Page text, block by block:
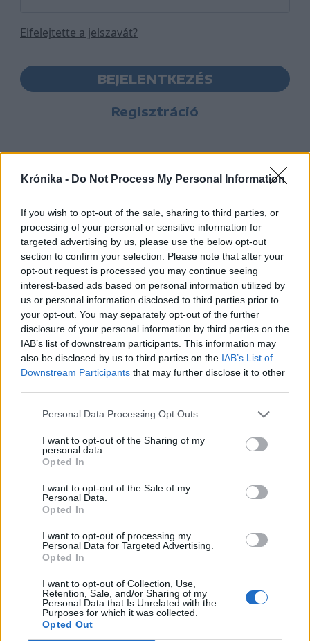
Krónika - Do Not Process My Personal Information
If you wish to opt-out of the sale, sharing to third parties, or
processing of your personal or sensitive information for
targeted advertising by us, please use the below opt-out
section to confirm your selection. Please note that after your
opt-out request is processed you may continue seeing
interest-based ads based on personal information utilized by
us or personal information disclosed to third parties prior to
your opt-out. You may separately opt-out of the further
disclosure of your personal information by third parties on the
IAB’s list of downstream participants. This information may
also be disclosed by us to third parties on the IAB’s List of
Downstream Participants that may further disclose it to other
Personal Data Processing Opt Outs
I want to opt-out of the Sharing of my
personal data.
Opted In
I want to opt-out of the Sale of my
Personal Data.
Opted In
I want to opt-out of processing my
Personal Data for Targeted Advertising.
Opted In
I want to opt-out of Collection, Use,
Retention, Sale, and/or Sharing of my
Personal Data that Is Unrelated with the
Purposes for which it was collected.
Opted Out
Elfelejtette a jelszavát?
BEJELENTKEZÉS
Regisztráció
Hasznos
Impresszum
Szerzői jogok
Adatvédelmi tájékoztató
Cookie-kezelési tájékoztató
Nyomtatott lapjaink archívuma
Médiaajánlat
Sütibeállítások
Médiatér
Székely Sport
Liget
Bihari Napló